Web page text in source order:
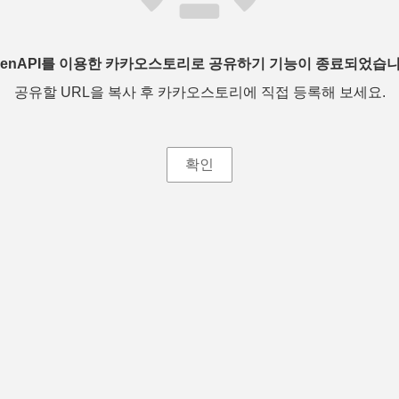
를 이용한 카카오스토리로 공유하기 기능이 종료되었습
공유할 URL을 복사 후 카카오스토리에 직접 등록해 보세요.
확인